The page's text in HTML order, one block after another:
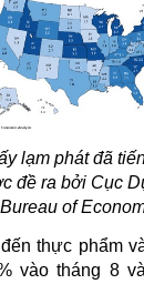
lạm phát đã
đề ra bởi Cục
Bureau of
thực phẩm
vào tháng 8